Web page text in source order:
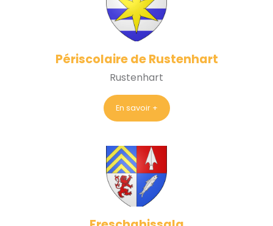
Périscolaire de Rustenhart
Rustenhart
En savoir +